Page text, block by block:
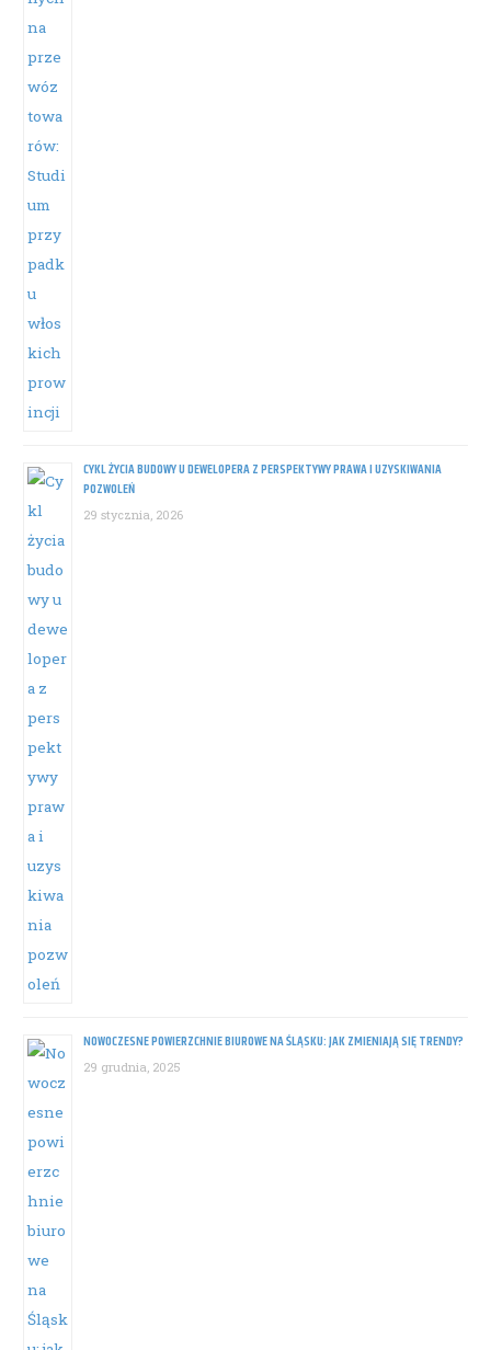
CYKL ŻYCIA BUDOWY U DEWELOPERA Z PERSPEKTYWY PRAWA I UZYSKIWANIA
POZWOLEŃ
29 stycznia, 2026
NOWOCZESNE POWIERZCHNIE BIUROWE NA ŚLĄSKU: JAK ZMIENIAJĄ SIĘ TRENDY?
29 grudnia, 2025